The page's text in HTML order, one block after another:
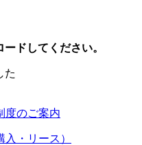
ドしてください。
た
度のご案内
・リース）